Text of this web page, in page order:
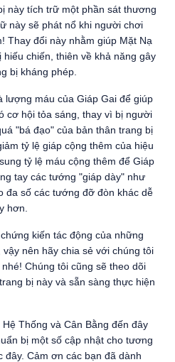
này tích trữ một phần sát thương
này sẽ phát nổ khi người chơi
Thay đổi này nhằm giúp Mặt Nạ
chiến, thiên về khả năng gây
bị kháng phép.
lượng máu của Giáp Gai để giúp
cơ hội tỏa sáng, thay vì bị người
"bá đạo" của bản thân trang bị
tỷ lệ giáp cộng thêm của hiệu
tỷ lệ máu cộng thêm để Giáp
tay các tướng "giáp dày" như
đa số các tướng đỡ đòn khác dễ
hơn.
kiến tác động của những
nên hãy chia sẻ với chúng tôi
Chúng tôi cũng sẽ theo dõi
bị này và sẵn sàng thực hiện
Thống và Cân Bằng đến đây
bị một số cập nhật cho tương
đây. Cảm ơn các bạn đã dành